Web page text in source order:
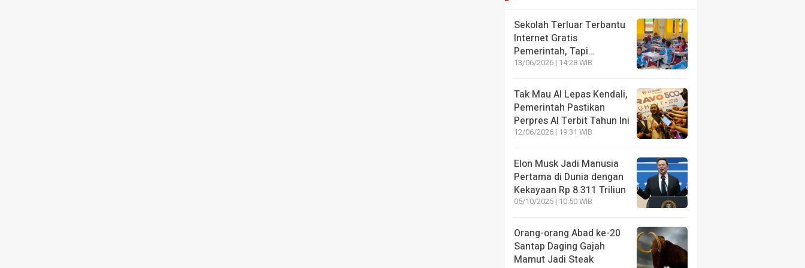
Sekolah Terluar Terbantu
Internet Gratis
Pemerintah, Tapi…
13/06/2026 | 14:28 WIB
Tak Mau AI Lepas Kendali,
Pemerintah Pastikan
Perpres AI Terbit Tahun Ini
12/06/2026 | 19:31 WIB
Elon Musk Jadi Manusia
Pertama di Dunia dengan
Kekayaan Rp 8.311 Triliun
05/10/2025 | 10:50 WIB
Orang-orang Abad ke-20
Santap Daging Gajah
Mamut Jadi Steak